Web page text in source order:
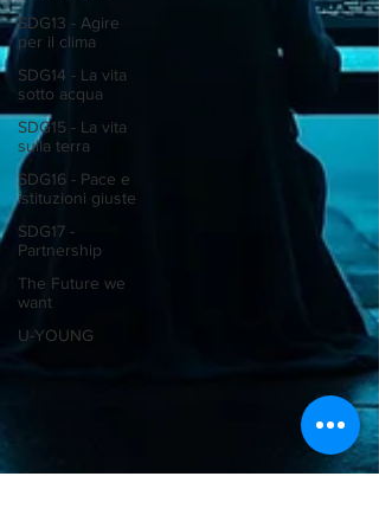
SDG13 - Agire
per il clima
SDG14 - La vita
sotto acqua
SDG15 - La vita
sulla terra
SDG16 - Pace e
istituzioni giuste
SDG17 -
Partnership
The Future we
want
U-YOUNG